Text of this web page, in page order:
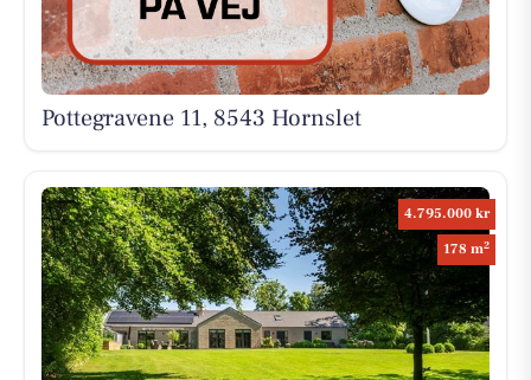
Pottegravene 11, 8543 Hornslet
4.795.000 kr
178 m2